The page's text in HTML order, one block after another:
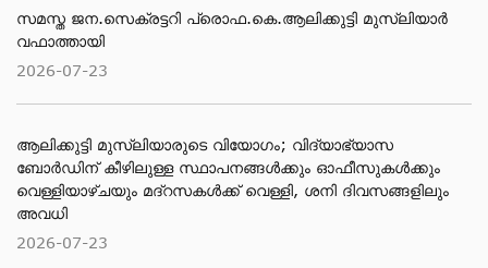
സമസ്ത ജന.സെക്രട്ടറി പ്രൊഫ.കെ.ആലിക്കുട്ടി മുസ്‌ലിയാര്‍
വഫാത്തായി
2026-07-23
ആലിക്കുട്ടി മുസ്​ലിയാരുടെ വിയോ​ഗം; വിദ്യാഭ്യാസ
ബോര്‍ഡിന് കീഴിലുള്ള സ്ഥാപനങ്ങള്‍ക്കും ഓഫീസുകള്‍ക്കും
വെള്ളിയാഴ്ചയും മദ്റസകള്‍ക്ക് വെള്ളി, ശനി ദിവസങ്ങളിലും
അവധി
2026-07-23